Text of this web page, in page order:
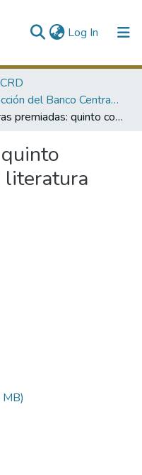
Log In (current)
Colección del Banco Central de la República Dominicana
Obras premiadas: quinto concurso de arte y literatura Bancentral 1999
literatura